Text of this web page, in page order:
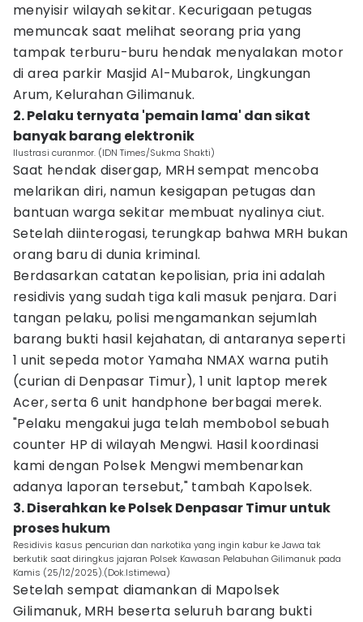
menyisir wilayah sekitar. Kecurigaan petugas
memuncak saat melihat seorang pria yang
tampak terburu-buru hendak menyalakan motor
di area parkir Masjid Al-Mubarok, Lingkungan
Arum, Kelurahan Gilimanuk.
2. Pelaku ternyata 'pemain lama' dan sikat
banyak barang elektronik
Ilustrasi curanmor. (IDN Times/Sukma Shakti)
Saat hendak disergap, MRH sempat mencoba
melarikan diri, namun kesigapan petugas dan
bantuan warga sekitar membuat nyalinya ciut.
Setelah diinterogasi, terungkap bahwa MRH bukan
orang baru di dunia kriminal.
Berdasarkan catatan kepolisian, pria ini adalah
residivis yang sudah tiga kali masuk penjara. Dari
tangan pelaku, polisi mengamankan sejumlah
barang bukti hasil kejahatan, di antaranya seperti
1 unit sepeda motor Yamaha NMAX warna putih
(curian di Denpasar Timur), 1 unit laptop merek
Acer, serta 6 unit handphone berbagai merek.
"Pelaku mengakui juga telah membobol sebuah
counter HP di wilayah Mengwi. Hasil koordinasi
kami dengan Polsek Mengwi membenarkan
adanya laporan tersebut," tambah Kapolsek.
3. Diserahkan ke Polsek Denpasar Timur untuk
proses hukum
Residivis kasus pencurian dan narkotika yang ingin kabur ke Jawa tak
berkutik saat diringkus jajaran Polsek Kawasan Pelabuhan Gilimanuk pada
Kamis (25/12/2025).(Dok.Istimewa)
Setelah sempat diamankan di Mapolsek
Gilimanuk, MRH beserta seluruh barang bukti